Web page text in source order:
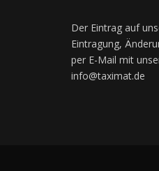
Der Eintrag auf
Eintragung,
per E-Mail mit
info@taximat.de